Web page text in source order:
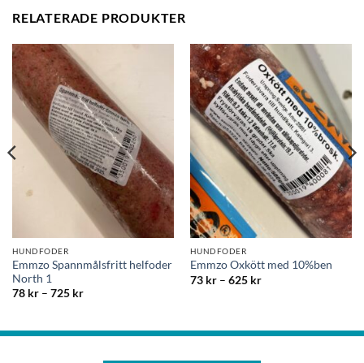
RELATERADE PRODUKTER
HUNDFODER
Emmzo Spannmålsfritt helfoder
North 1
78 kr – 725 krPrisintervall:
HUNDFODER
Emmzo Oxkött med 10%ben
73 kr – 625 krPrisintervall: